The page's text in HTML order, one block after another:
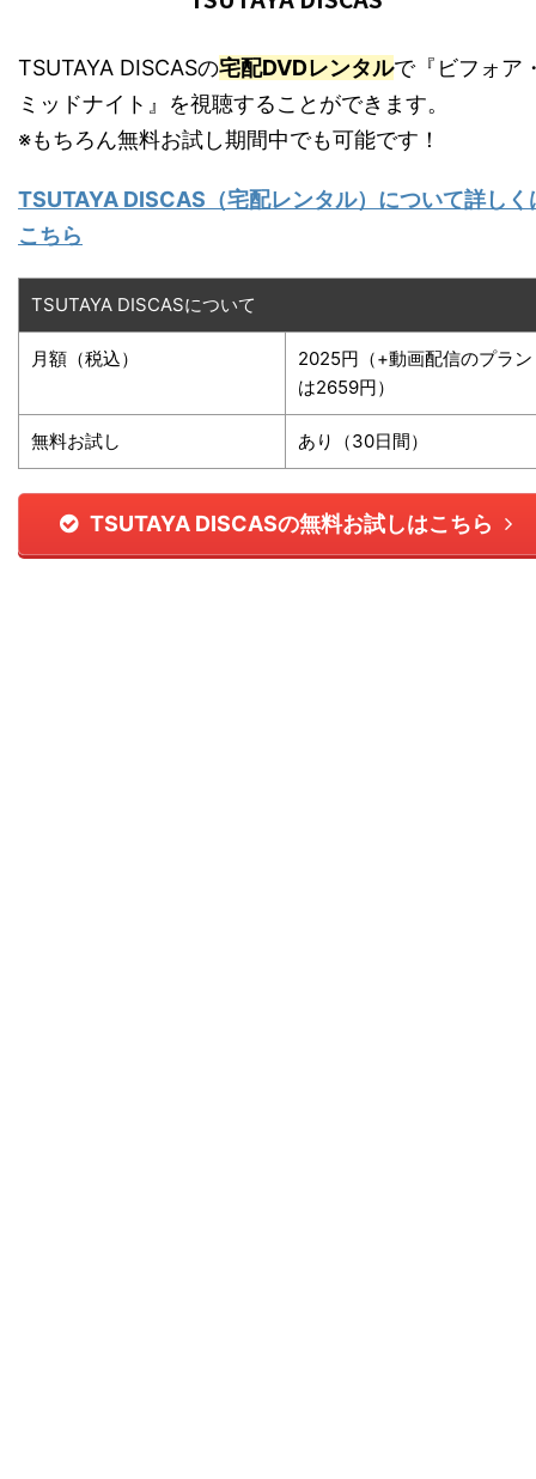
TSUTAYA DISCASの宅配DVDレンタルで『ビフォア
ミッドナイト』を視聴することができます。
※もちろん無料お試し期間中でも可能です！
TSUTAYA DISCAS（宅配レンタル）について詳しく
こちら
TSUTAYA DISCASについて
月額（税込）
2025円（+動画配信のプラン
は2659円）
無料お試し あり（30日間）
TSUTAYA DISCASの無料お試しはこちら